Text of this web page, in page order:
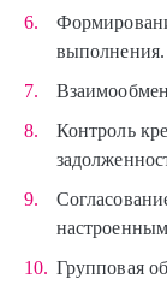
выполнения.
Контроль
Групповая